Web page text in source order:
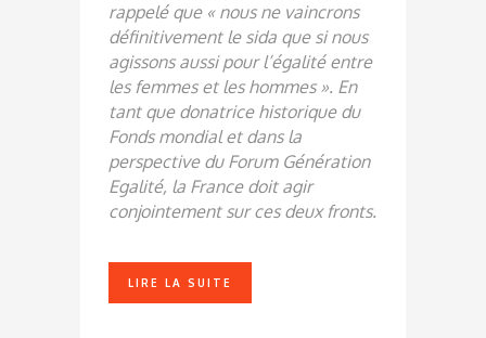
rappelé que « nous ne vaincrons
définitivement le sida que si nous
agissons aussi pour l’égalité entre
les femmes et les hommes ». En
tant que donatrice historique du
Fonds mondial et dans la
perspective du Forum Génération
Egalité, la France doit agir
conjointement sur ces deux fronts.
LIRE LA SUITE